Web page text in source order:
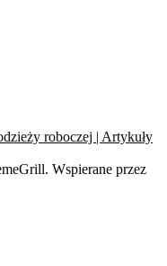
roboczej | Artykuły
Wspierane przez